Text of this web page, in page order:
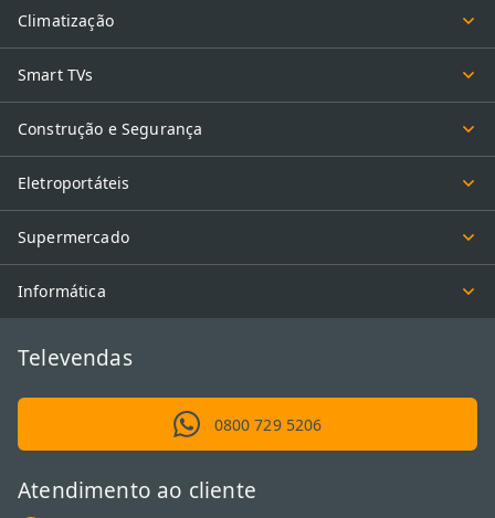
Climatização
Smart TVs
Construção e Segurança
Eletroportáteis
Supermercado
Informática
Televendas
0800 729 5206
Atendimento ao cliente